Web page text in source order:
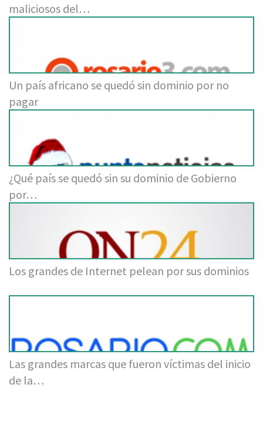
maliciosos del…
Un país africano se quedó sin dominio por no
pagar
¿Qué país se quedó sin su dominio de Gobierno
por…
Los grandes de Internet pelean por sus dominios
Las grandes marcas que fueron víctimas del inicio
de la…